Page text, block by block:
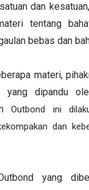
dan
tentang
bebas dan
materi,
yang dipandu
Outbond ini
dan
yang